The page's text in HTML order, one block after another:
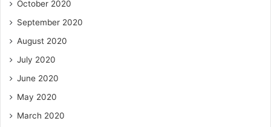
October 2020
September 2020
August 2020
July 2020
June 2020
May 2020
March 2020